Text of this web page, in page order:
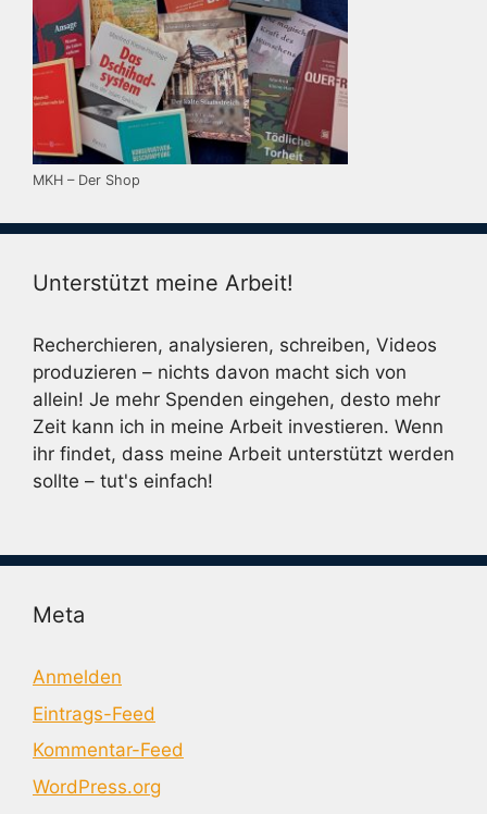
MKH – Der Shop
Unterstützt meine Arbeit!
Recherchieren, analysieren, schreiben, Videos
produzieren – nichts davon macht sich von
allein! Je mehr Spenden eingehen, desto mehr
Zeit kann ich in meine Arbeit investieren. Wenn
ihr findet, dass meine Arbeit unterstützt werden
sollte – tut's einfach!
Meta
Anmelden
Eintrags-Feed
Kommentar-Feed
WordPress.org